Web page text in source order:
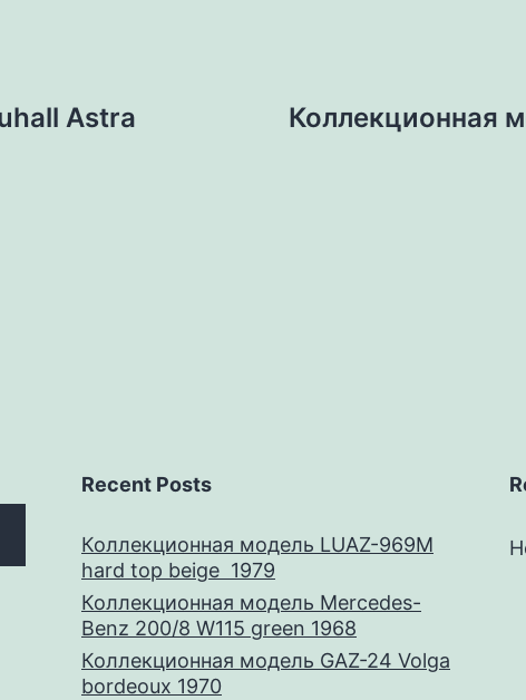
Astra
Коллекционная
Recent Posts
Коллекционная модель LUAZ-969M
hard top beige 1979
Коллекционная модель Mercedes-
Benz 200/8 W115 green 1968
Коллекционная модель GAZ-24 Volga
bordeoux 1970